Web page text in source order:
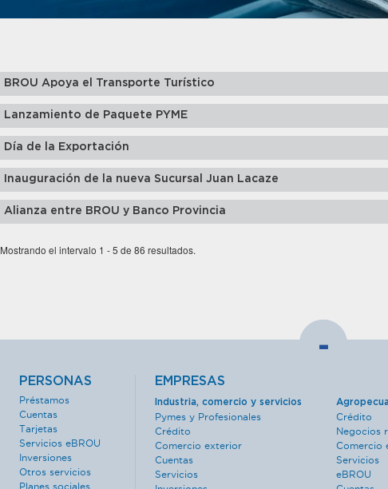
BROU Apoya el Transporte Turístico
Lanzamiento de Paquete PYME
Día de la Exportación
Inauguración de la nueva Sucursal Juan Lacaze
Alianza entre BROU y Banco Provincia
Mostrando el intervalo 1 - 5 de 86 resultados.
-
PERSONAS
Préstamos
Cuentas
Tarjetas
Servicios eBROU
Inversiones
Otros servicios
Planes sociales
EMPRESAS
Industria, comercio y servicios
Pymes y Profesionales
Crédito
Comercio exterior
Cuentas
Servicios
Crédito
Negocios
Comercio
Servicios
eBROU